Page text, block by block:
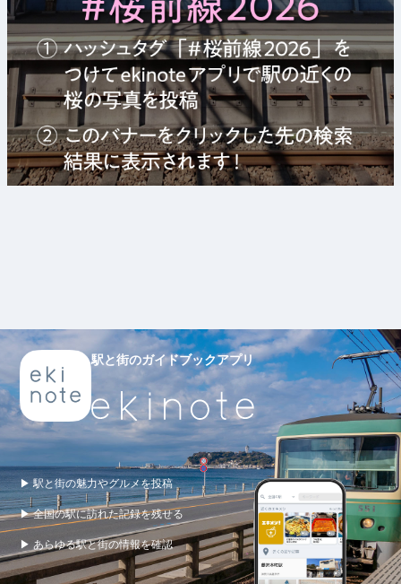
駅と街のガイドブックアプリ
▶ 駅と街の魅力やグルメを投稿
▶ 全国の駅に訪れた記録を残せる
▶ あらゆる駅と街の情報を確認